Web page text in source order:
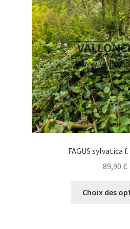
FAGUS sylvatica
89,90 €
Choix des